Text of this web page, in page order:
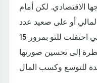
الاقتصادي. لكن أمام
أو على صعيد عدد
المستخدمين، تجد "فيسبوك" التي احتفلت للتو بمرور 15
إلى تحسين صورتها